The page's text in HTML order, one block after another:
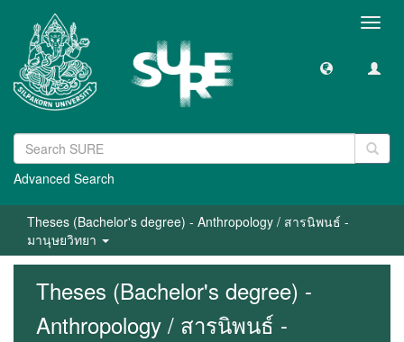
Advanced Search
Theses (Bachelor's degree) - Anthropology / สารนิพนธ์ -
มานุษยวิทยา
Theses (Bachelor's degree) -
Anthropology / สารนิพนธ์ -